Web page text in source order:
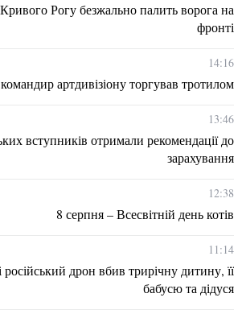
Рогу безжально палить ворога на
фронті
14:16
артдивізіону торгував тротилом
13:46
вступників отримали рекомендації до
зарахування
12:38
8 серпня – Всесвітній день котів
11:14
дрон вбив трирічну дитину, її
бабусю та дідуся